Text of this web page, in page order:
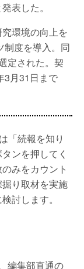
表した。
環境の向上を
制度を導入。同
定された。契
3月31日まで
「続報を知り
ンを押してく
みをカウント
り取材を実施
討します。
編集部直通の